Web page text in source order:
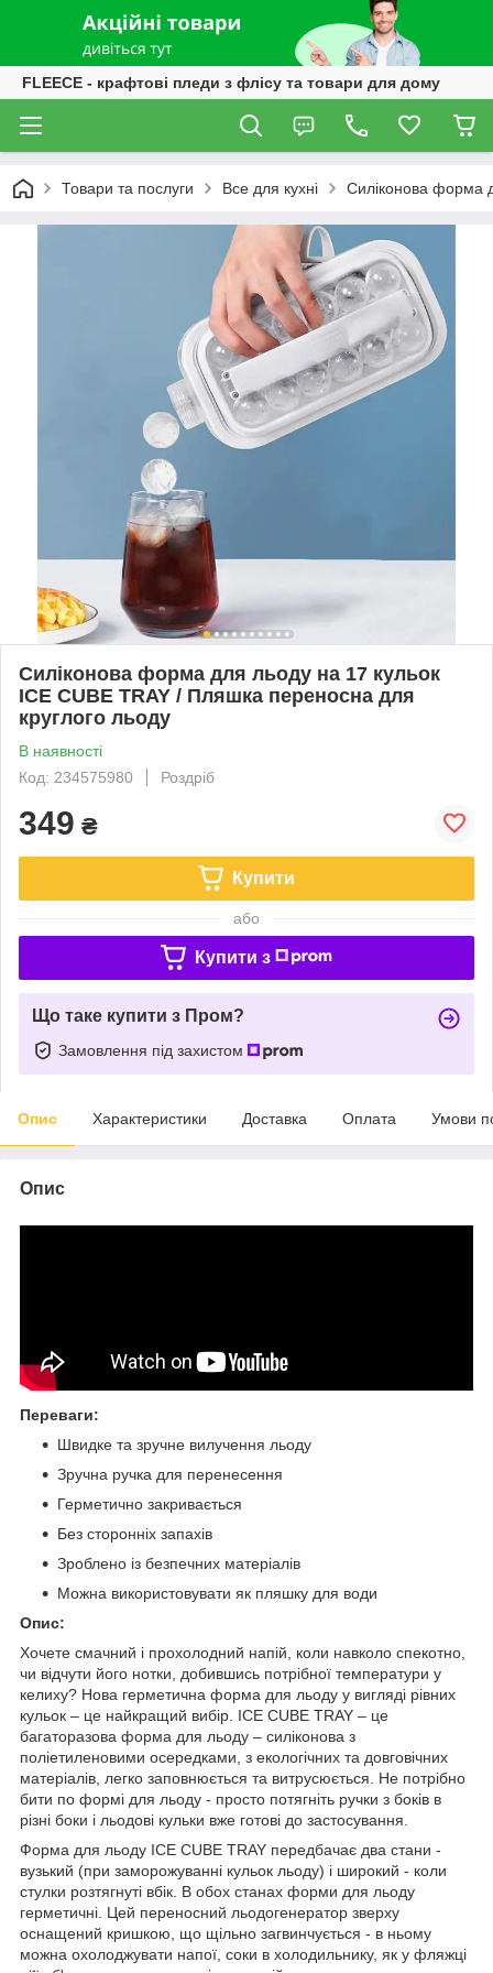
FLEECE - крафтові пледи з флісу та товари для дому
Товари та послуги Все для кухні Силіконова форма
Силіконова форма для льоду на 17 кульок
ICE CUBE TRAY / Пляшка переносна для
круглого льоду
В наявності
Код: 234575980
Роздріб
349 ₴
Купити
або
Купити з
Що таке купити з Пром?
Замовлення під захистом
Опис Характеристики Доставка Оплата Умови
Опис
Переваги:
Швидке та зручне вилучення льоду
Зручна ручка для перенесення
Герметично закривається
Без сторонніх запахів
Зроблено із безпечних матеріалів
Можна використовувати як пляшку для води
Опис:
Хочете смачний і прохолодний напій, коли навколо спекотно,
чи відчути його нотки, добившись потрібної температури у
келиху? Нова герметична форма для льоду у вигляді рівних
кульок – це найкращий вибір. ICE CUBE TRAY – це
багаторазова форма для льоду – силіконова з
поліетиленовими осередками, з екологічних та довговічних
матеріалів, легко заповнюється та витрусюється. Не потрібно
бити по формі для льоду - просто потягніть ручки з боків в
різні боки і льодові кульки вже готові до застосування.
Форма для льоду ICE CUBE TRAY передбачає два стани -
вузький (при заморожуванні кульок льоду) і широкий - коли
стулки розтягнуті вбік. В обох станах форми для льоду
герметичні. Цей переносний льодогенератор зверху
оснащений кришкою, що щільно загвинчується - в ньому
можна охолоджувати напої, соки в холодильнику, як у фляжці